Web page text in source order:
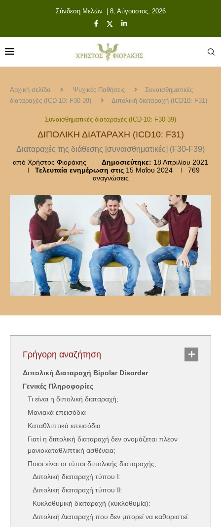
Σύνδεση Μελών | 8, Αύγουστος, 2026
Αρχική σελίδα Ψυχικές Παθήσεις
Συναισθηματικές
διαταραχές (ICD-10: F30-39)
Διπολική διαταραχή (ICD10: F31)
Συναισθηματικές διαταραχές (ICD-10: F30-39)
ΔΙΠΟΛΙΚΉ ΔΙΑΤΑΡΑΧΉ (ICD10: F31)
Διαταραχές της διάθεσης [συναισθηματικές] (F30-F39)
από Χρήστος Φιοράκης Δημοσιεύτηκε: 18 Απριλίου 2021
Τελευταία ενημέρωση στις 15 Μαΐου 2024
769
αναγνώσεις
Γρήγορη αναζήτηση
Διπολική Διαταραχή Bipolar Disorder
Γενικές Πληροφορίες
Τι είναι η διπολική διαταραχή;
Μανιακά επεισόδια
Καταθλιπτικά επεισόδια
Γιατί η διπολική διαταραχή δεν ονομάζεται πλέον
μανιοκαταθλιπτική ασθένεια;
Ποιοι είναι οι τύποι διπολικής διαταραχής;
Διπολική διαταραχή τύπου Ι:
Διπολική διαταραχή τύπου ΙΙ:
Κυκλοθυμική διαταραχή (κυκλοθυμία):
Διπολική Διαταραχή που δεν μπορεί να καθοριστεί: